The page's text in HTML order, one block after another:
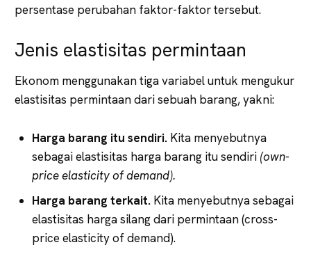
persentase perubahan faktor-faktor tersebut.
Jenis elastisitas permintaan
Ekonom menggunakan tiga variabel untuk mengukur
elastisitas permintaan dari sebuah barang, yakni:
Harga barang itu sendiri. Kita menyebutnya
sebagai elastisitas harga barang itu sendiri (own-
priceelasticityofdemand).
Harga barang terkait. Kita menyebutnya sebagai
elastisitas harga silang dari permintaan (cross-
price elasticity of demand).